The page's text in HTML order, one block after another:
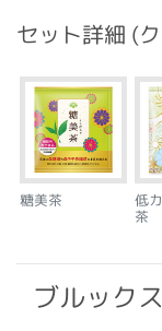
セット詳細 (
糖美茶 低
茶
ブルック